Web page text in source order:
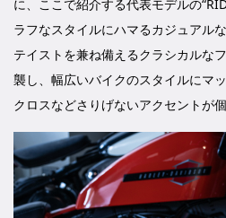
に、ここで紹介する代表モデルの
ラフなスタイルにハマるカジュアル
テイストを兼ね備えるクラシカルな
襲し、幅広いバイクのスタイルにマ
クロスなどさりげないアクセントが個